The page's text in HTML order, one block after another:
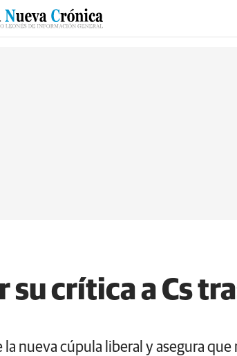
ESPECIALES DEPORTES
su crítica a Cs
nueva cúpula liberal y asegura que